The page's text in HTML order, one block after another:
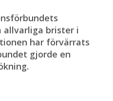
allvarliga brister i
har förvärrats
gjorde en